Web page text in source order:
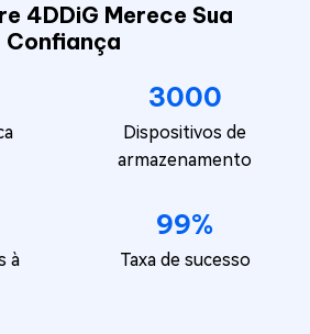
4DDiG Merece Sua
Confiança
3000
Dispositivos de
armazenamento
à
99%
Taxa de sucesso